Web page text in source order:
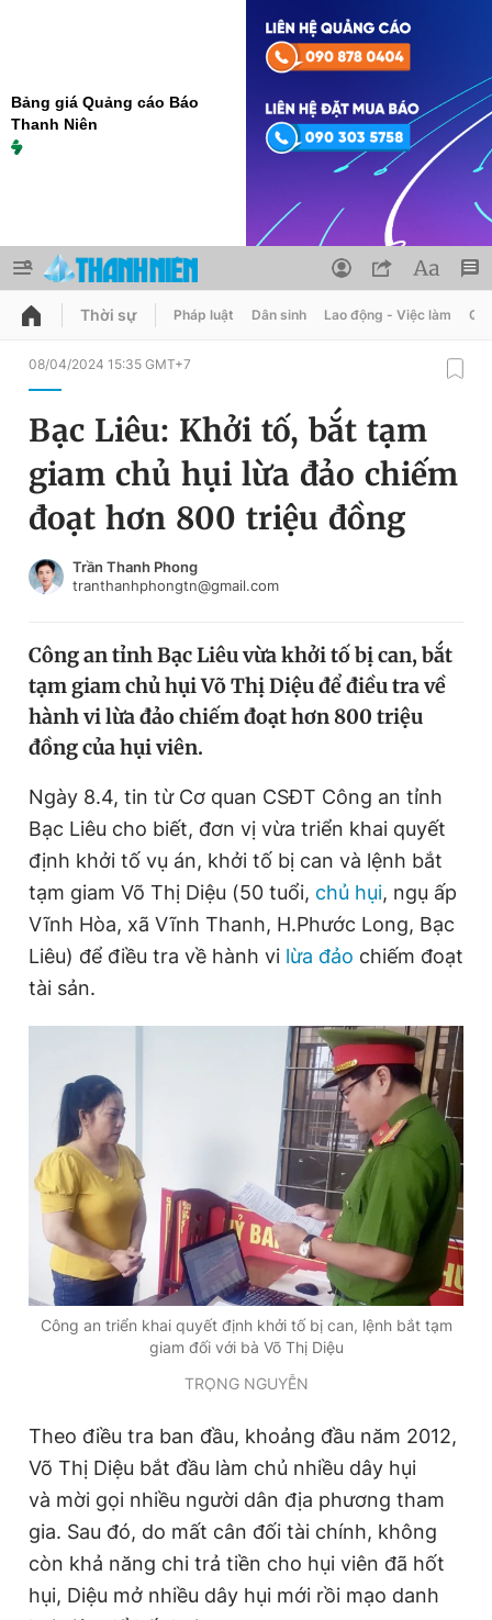
Bảng giá Quảng cáo Báo
Thanh Niên
QUẢNG CÁO
Chuyên mục
Chuyên mục khác
Chào ngày mới
Video Magazine
Sản phẩm khác
Tiện ích Bạn cần biết
Thông tin tòa soạn Liên hệ quảng cáo
Đọc Thanh Niên trên điện thoại
Theo dõi báo trên
Hotline
0906 645 777
Liên hệ quảng cáo
0908 780 404
Đặt báo Quảng cáo RSS Tòa soạn
Tổng biên tập: Nguyễn Ngọc Toàn
Phó tổng biên tập: Trần Việt Hưng
Tổng thư ký tòa soạn: Đức Trung
Giấy phép xuất bản số 110/GP - BTTTT cấp ngày 24.3.2020
© 2003-2026 Bản quyền thuộc về Báo Thanh Niên. Cấm sao
chép dưới mọi hình thức nếu không có sự chấp thuận bằng văn
bản. Phát triển bởi ePi Technologies, JSC.
Đổi mật khẩu
Tin đã lưu
Tin đã xem
Thời sự Pháp luật Dân sinh Lao động - Việc làm
08/04/2024 15:35 GMT+7
Bạc Liêu: Khởi tố, bắt tạm
giam chủ hụi lừa đảo chiếm
đoạt hơn 800 triệu đồng
Trần Thanh Phong
tranthanhphongtn@gmail.com
Công an tỉnh Bạc Liêu vừa khởi tố bị can, bắt
tạm giam chủ hụi Võ Thị Diệu để điều tra về
hành vi lừa đảo chiếm đoạt hơn 800 triệu
đồng của hụi viên.
Ngày 8.4, tin từ Cơ quan CSĐT Công an tỉnh
Bạc Liêu cho biết, đơn vị vừa triển khai quyết
định khởi tố vụ án, khởi tố bị can và lệnh bắt
tạm giam Võ Thị Diệu (50 tuổi, chủ hụi, ngụ ấp
Vĩnh Hòa, xã Vĩnh Thanh, H.Phước Long, Bạc
Liêu) để điều tra về hành vi lừa đảo chiếm đoạt
tài sản.
Công an triển khai quyết định khởi tố bị can, lệnh bắt tạm
giam đối với bà Võ Thị Diệu
TRỌNG NGUYỄN
Theo điều tra ban đầu, khoảng đầu năm 2012,
Võ Thị Diệu bắt đầu làm chủ nhiều dây hụi
và mời gọi nhiều người dân địa phương tham
gia. Sau đó, do mất cân đối tài chính, không
còn khả năng chi trả tiền cho hụi viên đã hốt
hụi, Diệu mở nhiều dây hụi mới rồi mạo danh